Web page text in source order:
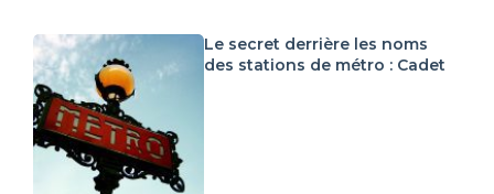
Le secret derrière les noms
des stations de métro : Cadet